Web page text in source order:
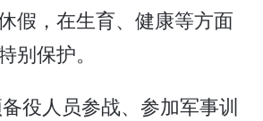
假，在生育、健康等方面
别保护。
役人员参战、参加军事训